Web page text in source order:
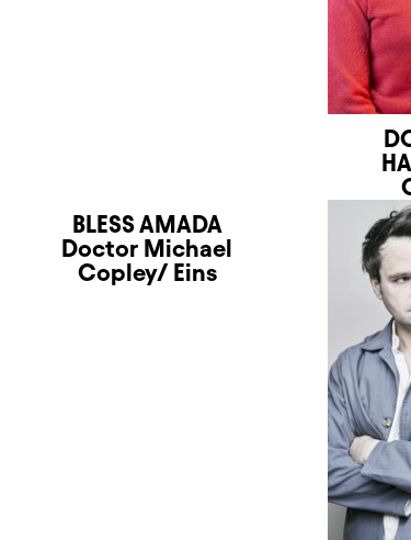
BLESS AMADA
Doctor Michael
Copley/ Eins